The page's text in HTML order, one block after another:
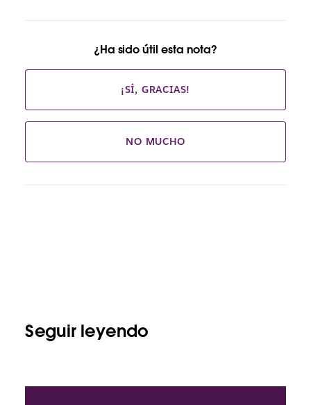
¿Ha sido útil esta nota?
¡SÍ, GRACIAS!
NO MUCHO
Seguir leyendo